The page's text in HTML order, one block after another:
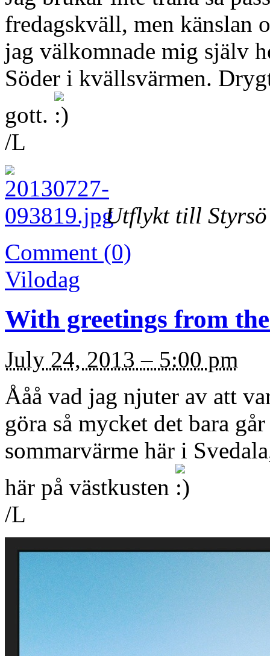
fredagskväll, men känslan
jag välkomnade mig själv
Söder i kvällsvärmen.
gott.
/L
Utflykt till Styrsö
Comment (0)
Vilodag
With greetings from
July 24, 2013 – 5:00 pm
Ååå vad jag njuter av att
göra så mycket det bara
sommarvärme här i
här på västkusten
/L